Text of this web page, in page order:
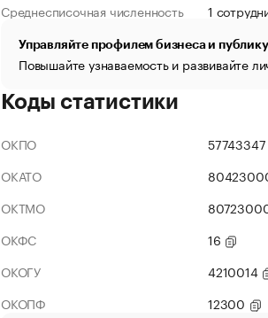
Среднесписочная численность
1
Управляйте профилем бизнеса и
Повышайте узнаваемость и развивайте
Коды статистики
ОКПО
57743347
ОКАТО
ОКТМО
ОКФС
16
ОКОГУ
4210014
ОКОПФ
12300